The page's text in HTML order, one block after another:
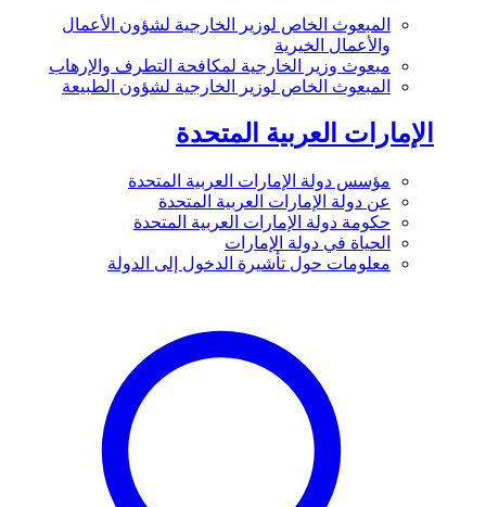
المبعوث الخاص لوزير الخارجية لشؤون الأعمال
والأعمال الخيرية
مبعوث وزير الخارجية لمكافحة التطرف والإرهاب
المبعوث الخاص لوزير الخارجية لشؤون الطبيعة
الإمارات العربية المتحدة
مؤسس دولة الإمارات العربية المتحدة
عن دولة الإمارات العربية المتحدة
حكومة دولة الإمارات العربية المتحدة
الحياة في دولة الإمارات
معلومات حول تأشيرة الدخول إلى الدولة